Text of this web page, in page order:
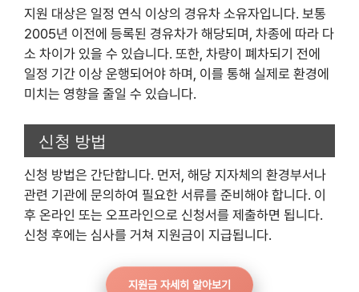
지원 대상은 일정 연식 이상의 경유차 소유자입니다. 보통
2005년 이전에 등록된 경유차가 해당되며, 차종에 따라 다
소 차이가 있을 수 있습니다. 또한, 차량이 폐차되기 전에
일정 기간 이상 운행되어야 하며, 이를 통해 실제로 환경에
미치는 영향을 줄일 수 있습니다.
신청 방법
신청 방법은 간단합니다. 먼저, 해당 지자체의 환경부서나
관련 기관에 문의하여 필요한 서류를 준비해야 합니다. 이
후 온라인 또는 오프라인으로 신청서를 제출하면 됩니다.
신청 후에는 심사를 거쳐 지원금이 지급됩니다.
지원금 자세히 알아보기